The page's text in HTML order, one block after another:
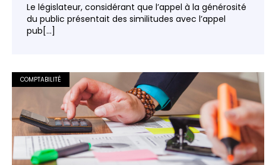
Le législateur, considérant que l’appel à la générosité
du public présentait des similitudes avec l’appel
pub[...]
COMPTABILITÉ